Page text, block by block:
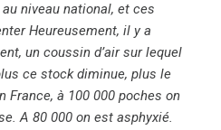
niveau national, et ces
Heureusement, il y a
un coussin d’air sur lequel
ce stock diminue, plus le
France, à 100 000 poches on
A 80 000 on est asphyxié.